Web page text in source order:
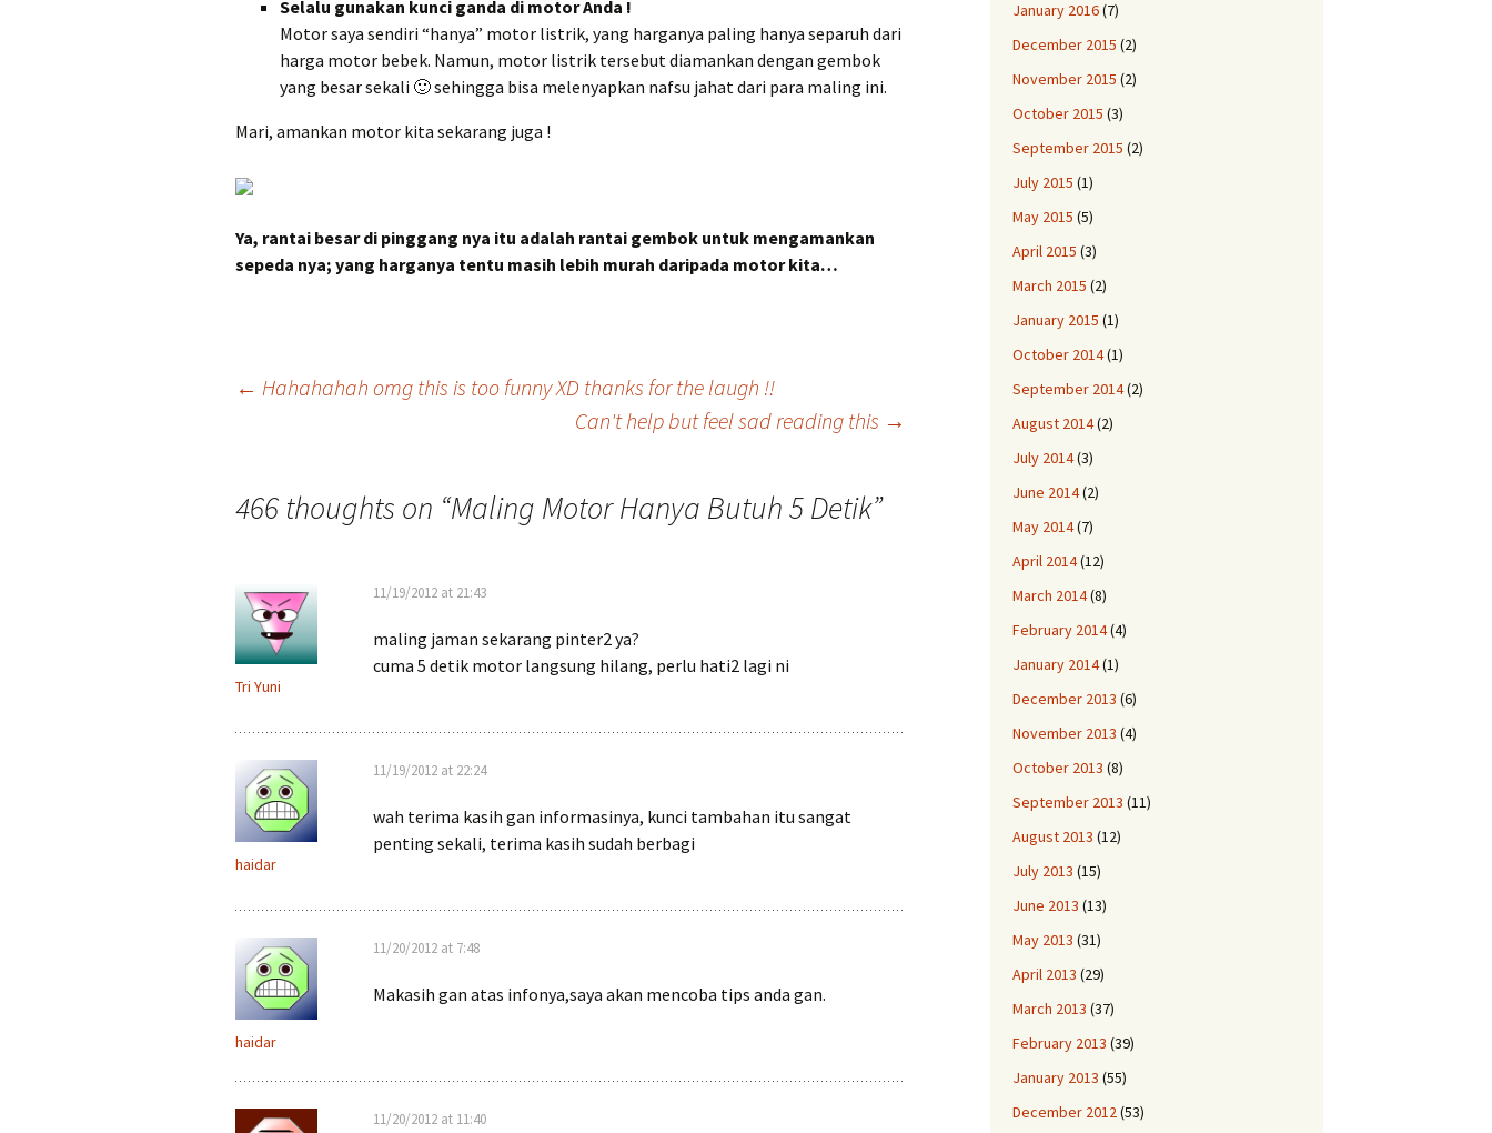
Selalu gunakan kunci ganda di motor Anda !
Motor saya sendiri “hanya” motor listrik, yang harganya paling hanya separuh dari
harga motor bebek. Namun, motor listrik tersebut diamankan dengan gembok
yang besar sekali 🙂 sehingga bisa melenyapkan nafsu jahat dari para maling ini.
Mari, amankan motor kita sekarang juga !
Ya, rantai besar di pinggang nya itu adalah rantai gembok untuk mengamankan
sepeda nya; yang harganya tentu masih lebih murah daripada motor kita…
← Hahahahah omg this is too funny XD thanks for the laugh !!
Can't help but feel sad reading this →
466 thoughts on “Maling Motor Hanya Butuh 5 Detik”
Tri Yuni
11/19/2012 at 21:43
maling jaman sekarang pinter2 ya?
cuma 5 detik motor langsung hilang, perlu hati2 lagi ni
haidar
11/19/2012 at 22:24
wah terima kasih gan informasinya, kunci tambahan itu sangat
penting sekali, terima kasih sudah berbagi
haidar
11/20/2012 at 7:48
Makasih gan atas infonya,saya akan mencoba tips anda gan.
11/20/2012 at 11:40
January 2016(7)
December 2015 (2)
November 2015 (2)
October 2015 (3)
September 2015 (2)
July 2015 (1)
May 2015 (5)
April 2015 (3)
March 2015 (2)
January 2015 (1)
October 2014(1)
September 2014(2)
August 2014(2)
July 2014(3)
June 2014(2)
May 2014(7)
April 2014(12)
March 2014(8)
February 2014(4)
January 2014(1)
December 2013 (6)
November 2013 (4)
October 2013 (8)
September 2013 (11)
August 2013 (12)
July 2013 (15)
June 2013 (13)
May 2013 (31)
April 2013 (29)
March 2013 (37)
February 2013 (39)
January 2013 (55)
December 2012(53)